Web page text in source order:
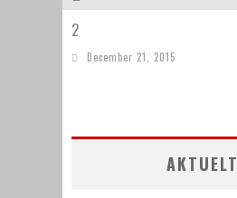
2
December 21, 2015
AKTUELT